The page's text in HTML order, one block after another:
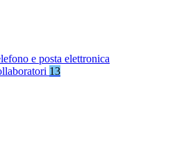
e posta elettronica
13